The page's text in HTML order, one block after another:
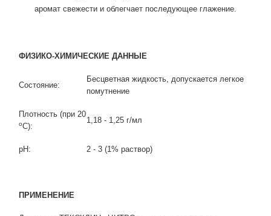
аромат свежести и облегчает последующее глажение.
ФИЗИКО-ХИМИЧЕСКИЕ ДАННЫЕ
Состояние:
Бесцветная жидкость, допускается легкое
помутнение
Плотность (при 20
оС):
1,18 - 1,25 г/мл
рН: 2 - 3 (1% раствор)
ПРИМЕНЕНИЕ